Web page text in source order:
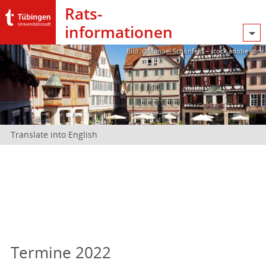
Rats­
informationen
Bild: @Manuel Schönfeld – stock.adobe.com
Translate into English
Termine 2022